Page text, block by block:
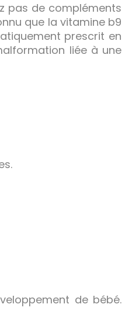
pas de compléments
que la vitamine b9
prescrit en
liée à une
de bébé.